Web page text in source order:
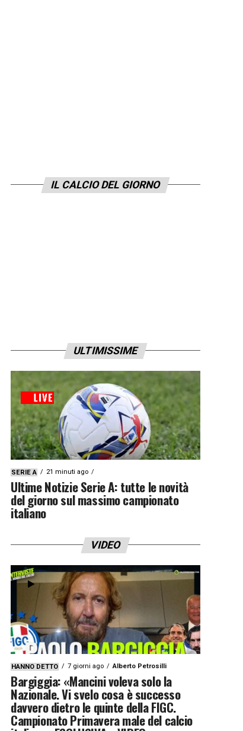
IL CALCIO DEL GIORNO
ULTIMISSIME
SERIE A 21 minuti ago
Ultime Notizie Serie A: tutte le novità
del giorno sul massimo campionato
italiano
VIDEO
HANNO DETTO 7 giorni ago Alberto Petrosilli
Bargiggia: «Mancini voleva solo la
Nazionale. Vi svelo cosa è successo
davvero dietro le quinte della FIGC.
Campionato Primavera male del calcio